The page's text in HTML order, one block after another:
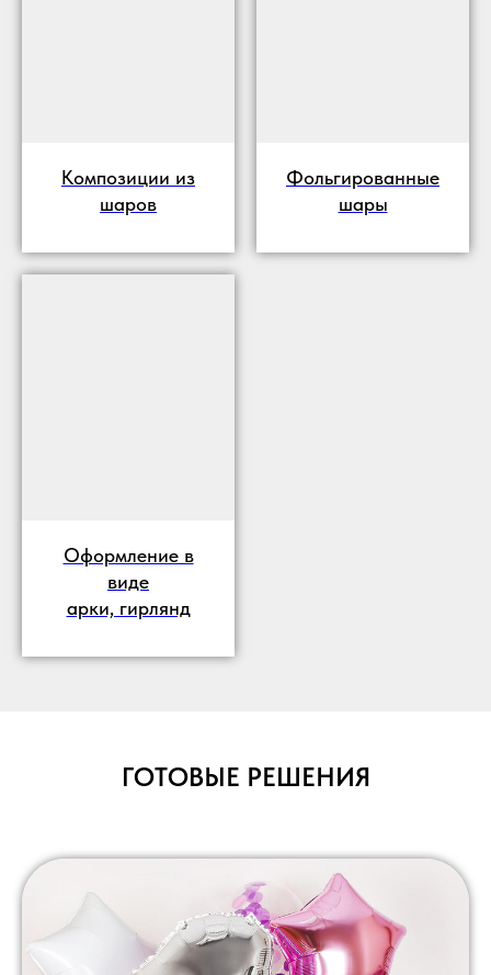
Композиции из
шаров
Фольгированные
шары
Оформление в
виде
арки, гирлянд
ГОТОВЫЕ РЕШЕНИЯ